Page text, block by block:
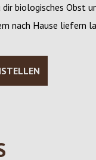
biologisches Obst
nach Hause liefern